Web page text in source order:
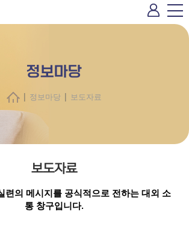
정보마당
| 정보마당 | 보도자료
보도자료
련의 메시지를 공식적으로 전하는 대외 소
통 창구입니다.